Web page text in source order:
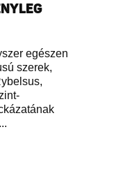
egészen
szerek,